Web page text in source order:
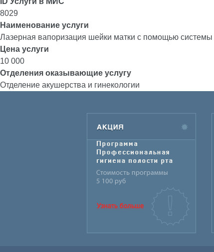
8029
Наименование услуги
Лазерная вапоризация шейки матки с помощью
Цена услуги
10 000
Отделения оказывающие услугу
Отделение акушерства и гинекологии